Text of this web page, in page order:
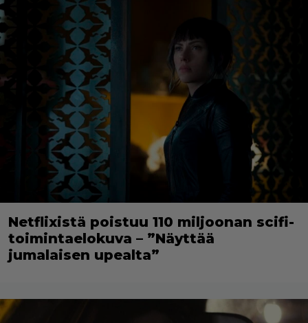
Netflixistä poistuu 110 miljoonan scifi-
toimintaelokuva – ”Näyttää
jumalaisen upealta”